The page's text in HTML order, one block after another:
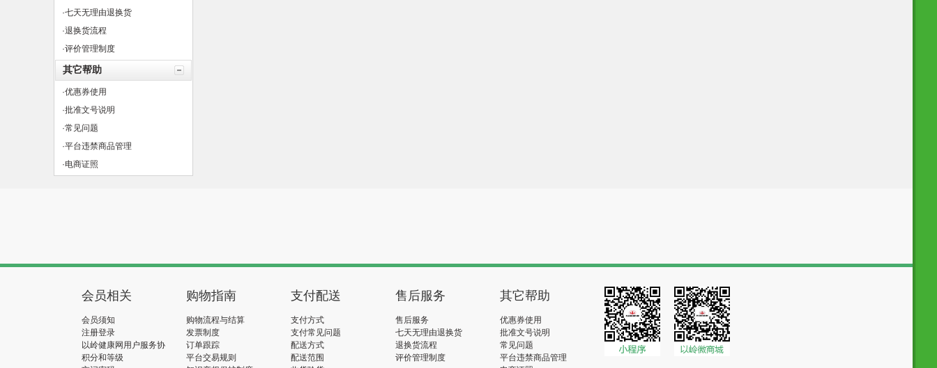
·七天无理由退换货
·退换货流程
·评价管理制度
其它帮助
·优惠券使用
·批准文号说明
·常见问题
·平台违禁商品管理
·电商证照
会员相关
会员须知
注册登录
以岭健康网用户服务协
议
积分和等级
购物指南
购物流程与结算
发票制度
订单跟踪
平台交易规则
支付配送
支付方式
支付常见问题
配送方式
配送范围
售后服务
售后服务
七天无理由退换货
退换货流程
评价管理制度
其它帮助
优惠券使用
批准文号说明
常见问题
平台违禁商品管理